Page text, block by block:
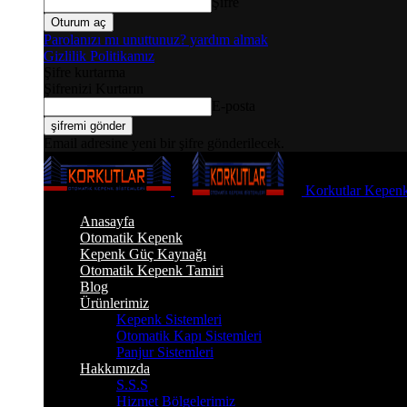
Parolanızı mı unuttunuz? yardım almak
Gizlilik Politikamız
Korkutlar
Anasayfa
Otomatik Kepenk
Kepenk Güç Kaynağı
Otomatik Kepenk Tamiri
Blog
Ürünlerimiz
Kepenk Sistemleri
Otomatik Kapı Sistemleri
Panjur Sistemleri
Hakkımızda
S.S.S
Hizmet Bölgelerimiz